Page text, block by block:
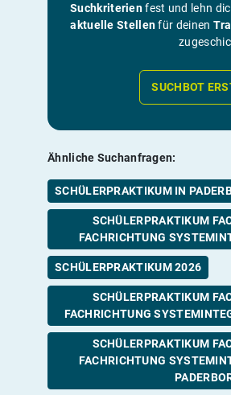
Suchkriterienfest und lehn
aktuelle Stellenfür deinen
SUCHBOT
Ähnliche Suchanfragen:
SCHÜLERPRAKTIKUM IN
SCHÜLERPRAKTIKUM
FACHRICHTUNG
SCHÜLERPRAKTIKUM 2026
SCHÜLERPRAKTIKUM
FACHRICHTUNG
SCHÜLERPRAKTIKUM
FACHRICHTUNG